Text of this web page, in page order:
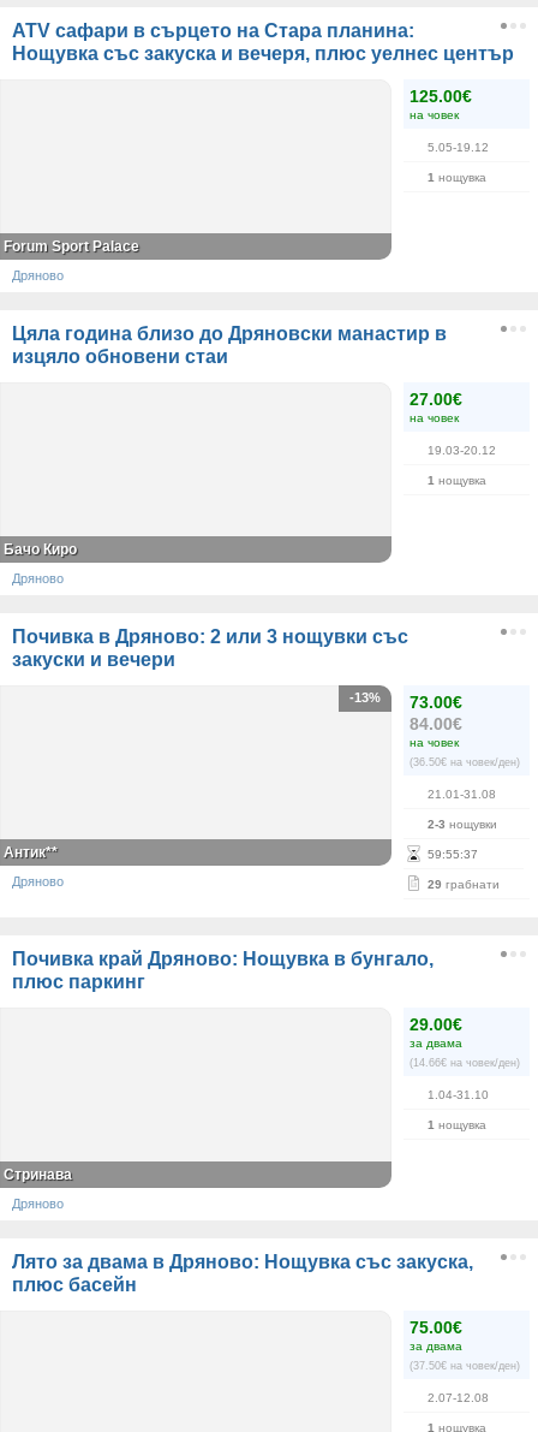
ATV сафари в сърцето на Стара планина:
Нощувка със закуска и вечеря, плюс уелнес център
125.00€
на човек
5.05-19.12
1 нощувка
Forum Sport Palace
Дряново
Цяла година близо до Дряновски манастир в
изцяло обновени стаи
27.00€
на човек
19.03-20.12
1 нощувка
Бачо Киро
Дряново
Почивка в Дряново: 2 или 3 нощувки със
закуски и вечери
73.00€
84.00€
на човек
(36.50€ на човек/ден)
21.01-31.08
2-3 нощувки
59:55:37
29 грабнати
-13%
Антик**
Дряново
Почивка край Дряново: Нощувка в бунгало,
плюс паркинг
29.00€
за двама
(14.66€ на човек/ден)
1.04-31.10
1 нощувка
Стринава
Дряново
Лято за двама в Дряново: Нощувка със закуска,
плюс басейн
75.00€
за двама
(37.50€ на човек/ден)
2.07-12.08
1 нощувка